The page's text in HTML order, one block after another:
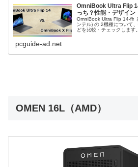
OmniBook Ultra Flip
っち？性能・デザイン
OmniBook Ultra Flip 14-fh
ンテル) の 2機種について
どを比較・チェックします
pcguide-ad.net
OMEN 16L（AMD）